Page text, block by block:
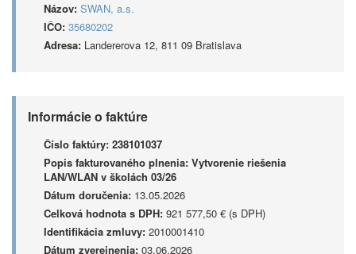
Názov: SWAN, a.s.
IČO: 35680202
Adresa: Landererova 12, 811 09 Bratislava
Informácie o faktúre
Číslo faktúry: 238101037
Popis fakturovaného plnenia: Vytvorenie riešenia
LAN/WLAN v školách 03/26
Dátum doručenia: 13.05.2026
Celková hodnota s DPH: 921 577,50 € (s DPH)
Identifikácia zmluvy: 2010001410
Dátum zverejnenia: 03.06.2026